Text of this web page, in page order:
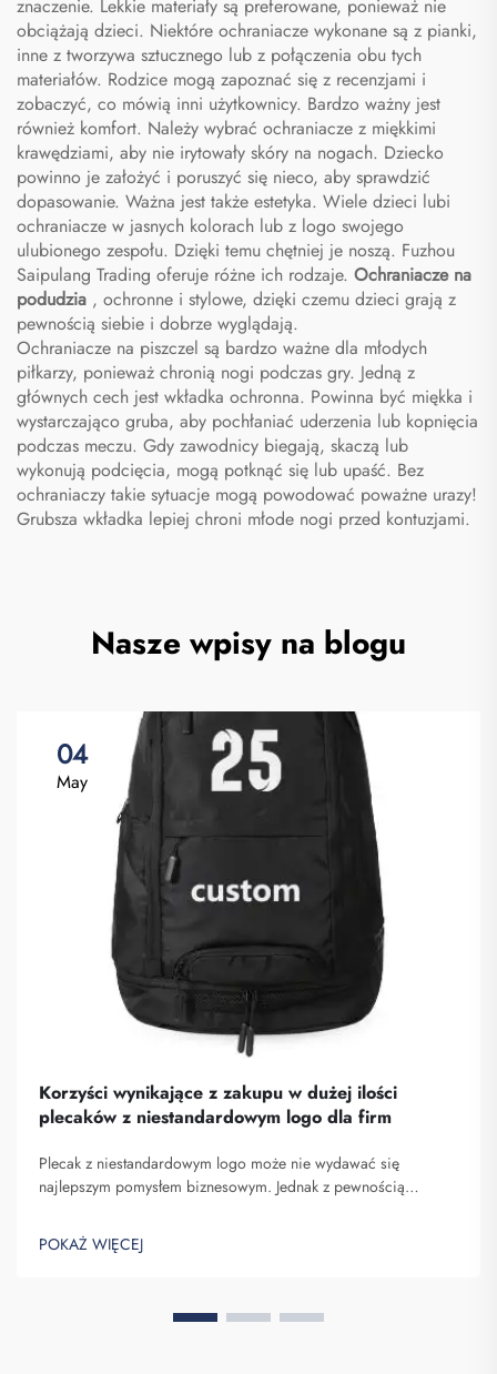
znaczenie. Lekkie materiały są preferowane, ponieważ nie
obciążają dzieci. Niektóre ochraniacze wykonane są z pianki,
inne z tworzywa sztucznego lub z połączenia obu tych
materiałów. Rodzice mogą zapoznać się z recenzjami i
zobaczyć, co mówią inni użytkownicy. Bardzo ważny jest
również komfort. Należy wybrać ochraniacze z miękkimi
krawędziami, aby nie irytowały skóry na nogach. Dziecko
powinno je założyć i poruszyć się nieco, aby sprawdzić
dopasowanie. Ważna jest także estetyka. Wiele dzieci lubi
ochraniacze w jasnych kolorach lub z logo swojego
ulubionego zespołu. Dzięki temu chętniej je noszą. Fuzhou
Saipulang Trading oferuje różne ich rodzaje. Ochraniacze na
podudzia , ochronne i stylowe, dzięki czemu dzieci grają z
pewnością siebie i dobrze wyglądają.
Ochraniacze na piszczel są bardzo ważne dla młodych
piłkarzy, ponieważ chronią nogi podczas gry. Jedną z
głównych cech jest wkładka ochronna. Powinna być miękka i
wystarczająco gruba, aby pochłaniać uderzenia lub kopnięcia
podczas meczu. Gdy zawodnicy biegają, skaczą lub
wykonują podcięcia, mogą potknąć się lub upaść. Bez
ochraniaczy takie sytuacje mogą powodować poważne urazy!
Grubsza wkładka lepiej chroni młode nogi przed kontuzjami.
Nasze wpisy na blogu
04
May
Korzyści wynikające z zakupu w dużej ilości
plecaków z niestandardowym logo dla firm
Plecak z niestandardowym logo może nie wydawać się
najlepszym pomysłem biznesowym. Jednak z pewnością
Saipulang Trading to firma, która realizuje masowe zamówienia
takich plecaków w celu budowania świadomości marki. Wiesz,
POKAŻ WIĘCEJ